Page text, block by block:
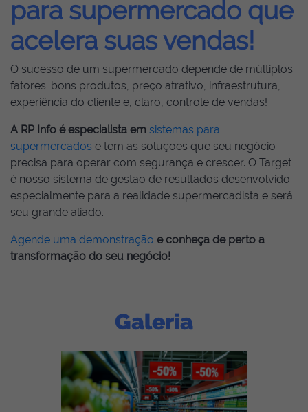
para supermercado que
acelera suas vendas!
O sucesso de um supermercado depende de múltiplos
fatores: bons produtos, preço atrativo, infraestrutura,
experiência do cliente e, claro, controle de vendas!
A RP Info é especialista em sistemas para
supermercados e tem as soluções que seu negócio
precisa para operar com segurança e crescer. O Target
é nosso sistema de gestão de resultados desenvolvido
especialmente para a realidade supermercadista e será
seu grande aliado.
Agende uma demonstração e conheça de perto a
transformação do seu negócio!
Galeria